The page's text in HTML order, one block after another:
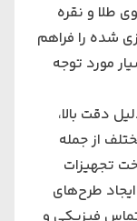
طلا و نقره
شده را فراهم
مورد توجه
دقت بالا،
از جمله
تجهیزات
طرح‌های